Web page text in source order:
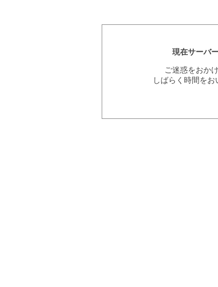
現在サーバ
ご迷惑をおか
しばらく時間を